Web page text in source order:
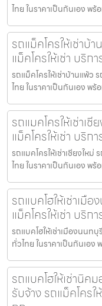
ไทย ในราคาเป็นกันเอง
รถแม็คโครให้เช่าบ้
แม็คโครให้เช่า บริ
รถแม็คโครให้เช่าบ้านแพ้ว
ไทย ในราคาเป็นกันเอง
รถแมคโครให้เช่าเ
แม็คโครให้เช่า บริ
รถแมคโครให้เช่าเชียงใหม่
ไทย ในราคาเป็นกันเอง
รถแบคโฮให้เช่าเมื
แม็คโครให้เช่า บริ
รถแบคโฮให้เช่าเมืองนนท
ทั่วไทย ในราคาเป็นกันเอ
รถแบคโฮให้เช่านิค
รับจ้าง รถแม็คโคร